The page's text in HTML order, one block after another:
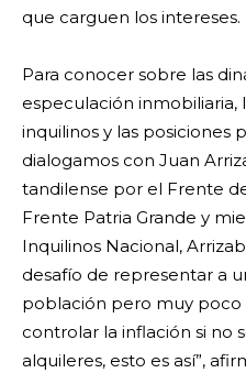
que carguen los intereses.
Para conocer sobre las
especulación inmobiliaria,
inquilinos y las posiciones
dialogamos con Juan
tandilense por el Frente
Frente Patria Grande y
Inquilinos Nacional,
desafío de representar a
población pero muy poco
controlar la inflación si no
alquileres, esto es así”,